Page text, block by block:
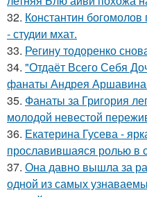
32. Константин
- студии мхат.
33. Регину тодоренко
34. "Отдаёт Всего Себя
фанаты Андрея Аршавина
35. Фанаты за Григория
молодой невестой
36. Екатерина Гусева -
прославившаяся ролью в
37. Она давно вышла за
одной из самых